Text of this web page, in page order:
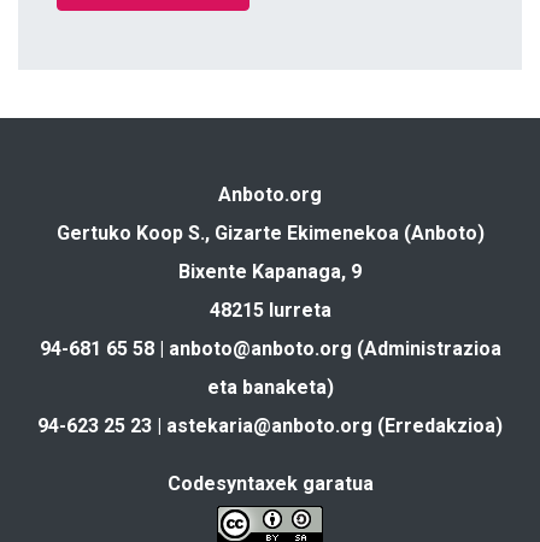
Anboto.org
Gertuko Koop S., Gizarte Ekimenekoa (Anboto)
Bixente Kapanaga, 9
48215 Iurreta
94-681 65 58 | anboto@anboto.org (Administrazioa
eta banaketa)
94-623 25 23 | astekaria@anboto.org (Erredakzioa)
Codesyntaxek garatua